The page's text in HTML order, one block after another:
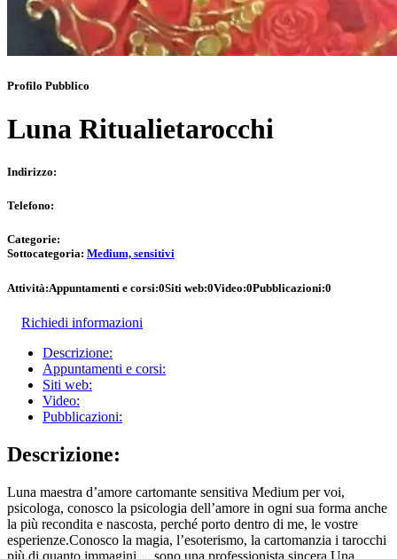
Profilo Pubblico
Luna Ritualietarocchi
Indirizzo:
Telefono:
Categorie:
Sottocategoria: Medium, sensitivi
Attività:Appuntamenti e corsi:0Siti web:0Video:0Pubblicazioni:0
Richiedi informazioni
Descrizione:
Appuntamenti e corsi:
Siti web:
Video:
Pubblicazioni:
Descrizione:
Luna maestra d’amore cartomante sensitiva Medium per voi,
psicologa, conosco la psicologia dell’amore in ogni sua forma anche
la più recondita e nascosta, perché porto dentro di me, le vostre
esperienze.Conosco la magia, l’esoterismo, la cartomanzia i tarocchi
più di quanto immagini… sono una professionista sincera.Una